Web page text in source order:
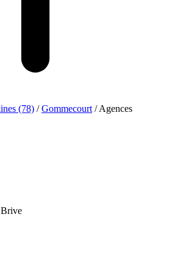
(78) / Gommecourt / Agences